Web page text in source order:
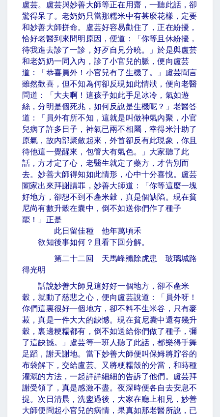
盧芸。盧芸與妙善大師等正在用齋，一聽此話，卻
驚得呆了。老奶奶只當那糯米中有甚麼花樣，定要
和妙善大師拼命。盧芸好容易勸住了，正在紛擾，
恰好老醫到來問明原因，便道：「你等且休紛擾，
待我進去診了一診，好歹自見分曉。」於是與盧芸
和老奶奶一同入內，診了小官兒的脈，便向盧芸
道：「恭喜員外！小官兒有了生機了。」盧芸聞言
雖然歡喜，但不知為何卻反現如此情狀，便向老醫
問道：「大夫啊！這孩子如此手足冰冷，氣如遊
絲，分明是個死兆，如何反說是生機呢？」老醫答
道：「員外有所不知，這就是叫做神氣內聚，小官
兒病了許多日子，神氣已兩不相屬，幸得米汁助了
原氣，故內部聚斂起來，外首卻反有此現象，你且
待他這一覺醒來，包管大有氣色。」大家聽了此
話，方才定了心，老醫生就定了藥方，才告別而
去。妙善大師得知如此情形，心中十分喜悅。盧芸
闔家出來拜謝請罪，妙善大師道：「你等這麼一塊
好地方，卻想不到不產米穀，真是個缺陷。現在貧
尼尚有數升穀在囊中，倒不如送你們作了種子
罷！」正是
此日留佳種 他年萬頃禾
欲知後事如何？且看下回分解。
第二十二回 天馬峰殲除虎患 玻璃城路
得光明
話說妙善大師見這好好一個地方，卻不產米
穀，就動了慈悲之心，便向盧芸說道：「員外呀！
你們這裏很好一個地方，卻不料不生米谷，只有麥
菽，真是一件大大的缺憾。現在貧尼囊中還有幾升
穀，裏邊粳糯都有，倒不如送給你們做了種子，彌
了這缺撼。」盧芸等一班人聽了此話，都樂得手舞
足蹈，謝天謝地。當下妙善大師便叫保姆將貯谷的
布袋解下，交給盧芸。又將粳糯殼的分當，和蒔種
灌溉的方法，一起詳詳細細的告訴了他們。盧芸拜
謝受領了，真是感激不盡。夜深時便各自去安息不
提。次日清晨，洗盥過後，大家在廳上相見，妙善
大師便問起小官兒的病情，果真如那老醫所說，已